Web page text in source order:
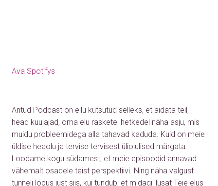
Ava Spotifys
Antud Podcast on ellu kutsutud selleks, et aidata teil,
head kuulajad, oma elu rasketel hetkedel näha asju, mis
muidu probleemidega alla tahavad kaduda. Kuid on meie
üldise heaolu ja tervise tervisest üliolulised märgata.
Loodame kogu südamest, et meie episoodid annavad
vähemalt osadele teist perspektiivi. Ning näha valgust
tunneli lõpus just siis, kui tundub, et midagi ilusat Teie elus